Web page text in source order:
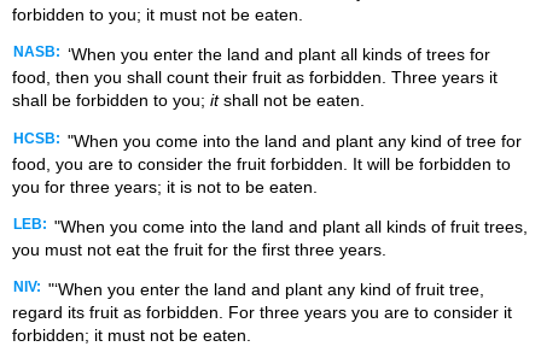
forbidden to you; it must not be eaten.
NASB: ‘When you enter the land and plant all kinds of trees for
food, then you shall count their fruit as forbidden. Three years it
shall be forbidden to you; itshall not be eaten.
HCSB: "When you come into the land and plant any kind of tree for
food, you are to consider the fruit forbidden. It will be forbidden to
you for three years; it is not to be eaten.
LEB: "When you come into the land and plant all kinds of fruit trees,
you must not eat the fruit for the first three years.
NIV: "‘When you enter the land and plant any kind of fruit tree,
regard its fruit as forbidden. For three years you are to consider it
forbidden; it must not be eaten.